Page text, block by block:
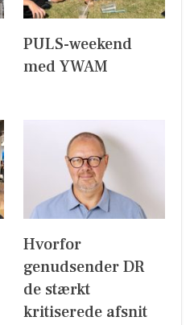
PULS-weekend
med YWAM
Hvorfor
genudsender DR
de stærkt
kritiserede afsnit